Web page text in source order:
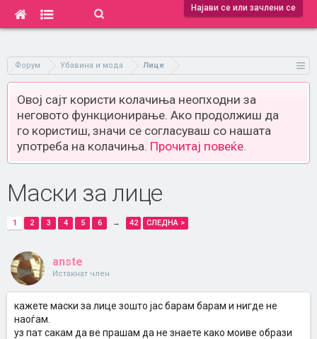
Најави се или зачлени се
Форум Убавина и мода Лице
Овој сајт користи колачиња неопходни за
неговото функционирање. Ако продолжиш да
го користиш, значи се согласуваш со нашата
употреба на колачиња. Прочитај повеќе.
Маски за лице
1 2 3 4 5 6 → 42 СЛЕДНА >
anste
Истакнат член
кажете маски за лице зошто јас барам барам и нигде не
наоѓам.
уз пат сакам да ве прашам да не знаете како моиве образи